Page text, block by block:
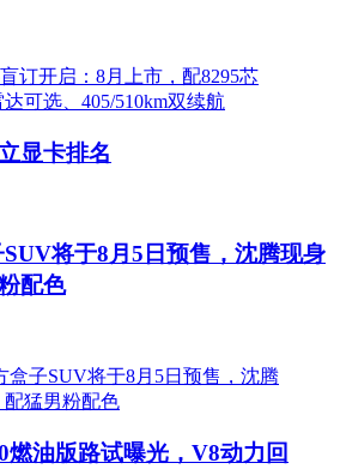
显卡排名
将于8月5日预售，沈腾现身
配色
燃油版路试曝光，V8动力回